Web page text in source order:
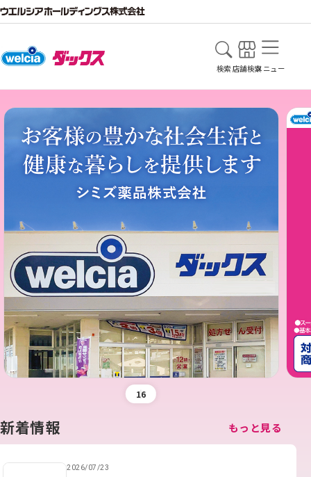
検索 店舗検索メニュー
16
新着情報 もっと見る
2026/07/23